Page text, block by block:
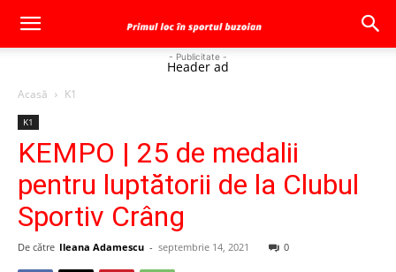
- Publicitate -
Header ad
Acasă K1
K1
KEMPO | 25 de medalii
pentru luptătorii de la Clubul
Sportiv Crâng
De către Ileana Adamescu - septembrie 14, 2021 0